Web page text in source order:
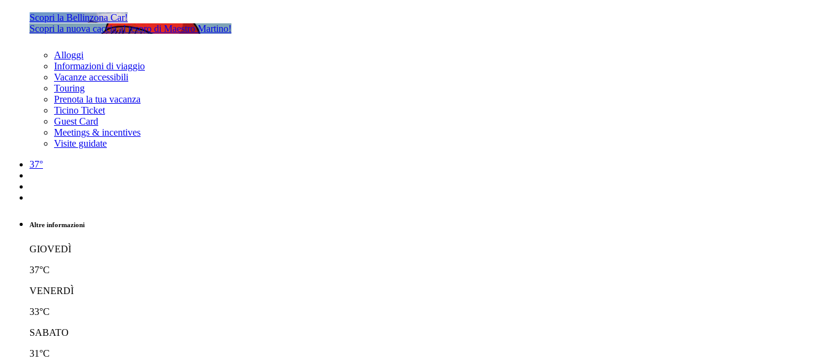
Scopri la Bellinzona Car!
Scopri la nuova caccia al tesoro di Maestro Martino!
Alloggi
Informazioni di viaggio
Vacanze accessibili
Touring
Prenota la tua vacanza
Ticino Ticket
Guest Card
Meetings & incentives
Visite guidate
37°
Altre informazioni
GIOVEDÌ
37°C
VENERDÌ
33°C
SABATO
31°C